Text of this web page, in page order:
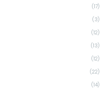
(17)
(3)
(12)
(13)
(12)
(22)
(14)